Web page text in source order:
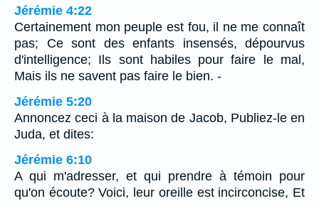
Jérémie 4:22
Certainement mon peuple est fou, il ne me connaît
pas; Ce sont des enfants insensés, dépourvus
d'intelligence; Ils sont habiles pour faire le mal,
Mais ils ne savent pas faire le bien. -
Jérémie 5:20
Annoncez ceci à la maison de Jacob, Publiez-le en
Juda, et dites:
Jérémie 6:10
A qui m'adresser, et qui prendre à témoin pour
qu'on écoute? Voici, leur oreille est incirconcise, Et